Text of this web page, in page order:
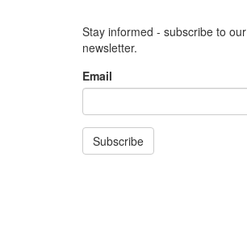
Stay informed - subscribe to our
newsletter.
Email
Subscribe